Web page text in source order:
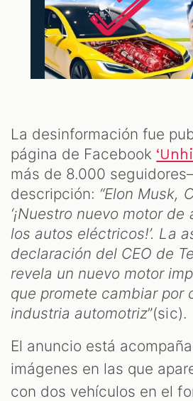
La desinformación fue
página de Facebook
más de 8.000
descripción: “Elon Musk,
‘¡Nuestro nuevo motor
los autos eléctricos!’. La
declaración del CEO de
revela un nuevo motor
que promete cambiar por
industria automotriz”(sic).
El anuncio está
imágenes en las que
con dos vehículos en el